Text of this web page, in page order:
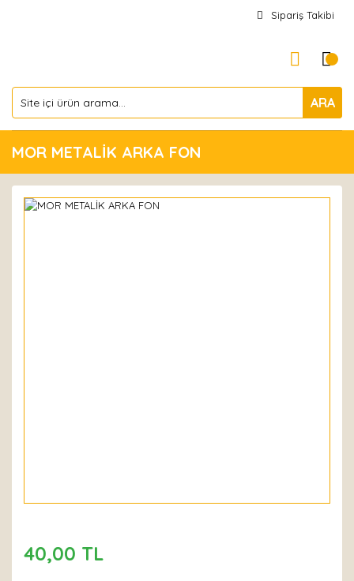
Sipariş Takibi
ARA
MOR METALİK ARKA FON
40,00 TL